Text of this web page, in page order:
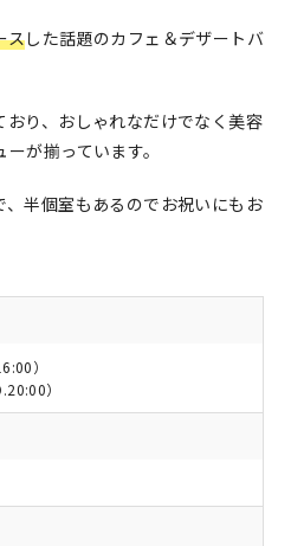
スした話題のカフェ＆デザートバ
り、おしゃれなだけでなく美容
が揃っています。
、半個室もあるのでお祝いにもお
）
）